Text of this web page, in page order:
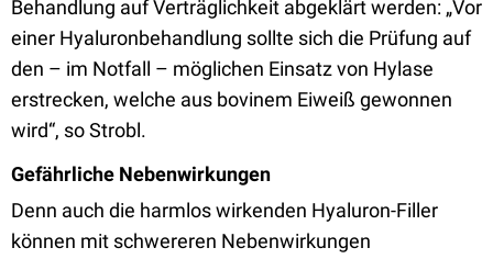
Behandlung auf Verträglichkeit abgeklärt werden: „Vor
einer Hyaluronbehandlung sollte sich die Prüfung auf
den – im Notfall – möglichen Einsatz von Hylase
erstrecken, welche aus bovinem Eiweiß gewonnen
wird“, so Strobl.
Gefährliche Nebenwirkungen
Denn auch die harmlos wirkenden Hyaluron-Filler
können mit schwereren Nebenwirkungen